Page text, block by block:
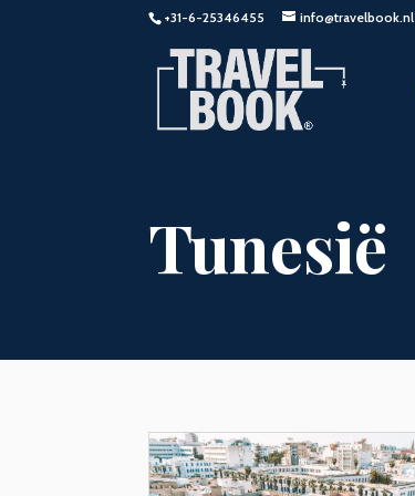
+31-6-25346455 info@travelbook.nl
Tunesië